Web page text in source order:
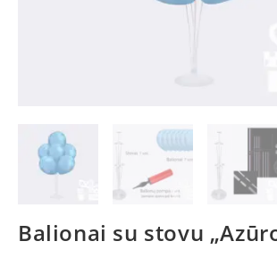
Balionai su stovu